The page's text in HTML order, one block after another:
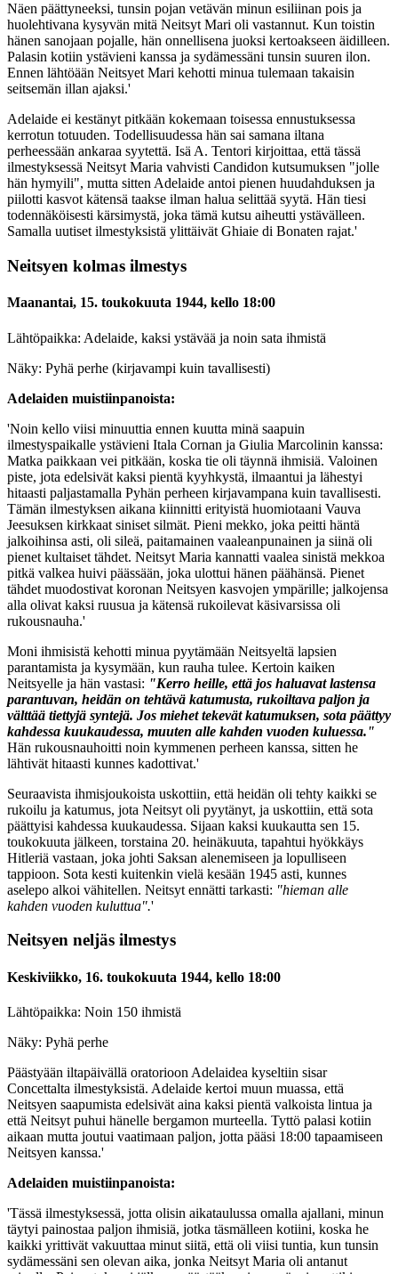
Näen päättyneeksi, tunsin pojan vetävän minun esiliinan pois ja
huolehtivana kysyvän mitä Neitsyt Mari oli vastannut. Kun toistin
hänen sanojaan pojalle, hän onnellisena juoksi kertoakseen äidilleen.
Palasin kotiin ystävieni kanssa ja sydämessäni tunsin suuren ilon.
Ennen lähtöään Neitsyet Mari kehotti minua tulemaan takaisin
seitsemän illan ajaksi.'
Adelaide ei kestänyt pitkään kokemaan toisessa ennustuksessa
kerrotun totuuden. Todellisuudessa hän sai samana iltana
perheessään ankaraa syytettä. Isä A. Tentori kirjoittaa, että tässä
ilmestyksessä Neitsyt Maria vahvisti Candidon kutsumuksen "jolle
hän hymyili", mutta sitten Adelaide antoi pienen huudahduksen ja
piilotti kasvot kätensä taakse ilman halua selittää syytä. Hän tiesi
todennäköisesti kärsimystä, joka tämä kutsu aiheutti ystävälleen.
Samalla uutiset ilmestyksistä ylittäivät Ghiaie di Bonaten rajat.'
Neitsyen kolmas ilmestys
Maanantai, 15. toukokuuta 1944, kello 18:00
Lähtöpaikka: Adelaide, kaksi ystävää ja noin sata ihmistä
Näky: Pyhä perhe (kirjavampi kuin tavallisesti)
Adelaiden muistiinpanoista:
'Noin kello viisi minuuttia ennen kuutta minä saapuin
ilmestyspaikalle ystävieni Itala Cornan ja Giulia Marcolinin kanssa:
Matka paikkaan vei pitkään, koska tie oli täynnä ihmisiä. Valoinen
piste, jota edelsivät kaksi pientä kyyhkystä, ilmaantui ja lähestyi
hitaasti paljastamalla Pyhän perheen kirjavampana kuin tavallisesti.
Tämän ilmestyksen aikana kiinnitti erityistä huomiotaani Vauva
Jeesuksen kirkkaat siniset silmät. Pieni mekko, joka peitti häntä
jalkoihinsa asti, oli sileä, paitamainen vaaleanpunainen ja siinä oli
pienet kultaiset tähdet. Neitsyt Maria kannatti vaalea sinistä mekkoa
pitkä valkea huivi päässään, joka ulottui hänen päähänsä. Pienet
tähdet muodostivat koronan Neitsyen kasvojen ympärille; jalkojensa
alla olivat kaksi ruusua ja kätensä rukoilevat käsivarsissa oli
rukousnauha.'
Moni ihmisistä kehotti minua pyytämään Neitsyeltä lapsien
parantamista ja kysymään, kun rauha tulee. Kertoin kaiken
Neitsyelle ja hän vastasi: "Kerro heille, että jos haluavat lastensa
parantuvan, heidän on tehtävä katumusta, rukoiltava paljon ja
välttää tiettyjä syntejä. Jos miehet tekevät katumuksen, sota päättyy
kahdessa kuukaudessa, muuten alle kahden vuoden kuluessa."
Hän rukousnauhoitti noin kymmenen perheen kanssa, sitten he
lähtivät hitaasti kunnes kadottivat.'
Seuraavista ihmisjoukoista uskottiin, että heidän oli tehty kaikki se
rukoilu ja katumus, jota Neitsyt oli pyytänyt, ja uskottiin, että sota
päättyisi kahdessa kuukaudessa. Sijaan kaksi kuukautta sen 15.
toukokuuta jälkeen, torstaina 20. heinäkuuta, tapahtui hyökkäys
Hitleriä vastaan, joka johti Saksan alenemiseen ja lopulliseen
tappioon. Sota kesti kuitenkin vielä kesään 1945 asti, kunnes
aselepo alkoi vähitellen. Neitsyt ennätti tarkasti: "hieman alle
kahden vuoden kuluttua".'
Neitsyen neljäs ilmestys
Keskiviikko, 16. toukokuuta 1944, kello 18:00
Lähtöpaikka: Noin 150 ihmistä
Näky: Pyhä perhe
Päästyään iltapäivällä oratorioon Adelaidea kyseltiin sisar
Concettalta ilmestyksistä. Adelaide kertoi muun muassa, että
Neitsyen saapumista edelsivät aina kaksi pientä valkoista lintua ja
että Neitsyt puhui hänelle bergamon murteella. Tyttö palasi kotiin
aikaan mutta joutui vaatimaan paljon, jotta pääsi 18:00 tapaamiseen
Neitsyen kanssa.'
Adelaiden muistiinpanoista:
'Tässä ilmestyksessä, jotta olisin aikataulussa omalla ajallani, minun
täytyi painostaa paljon ihmisiä, jotka täsmälleen kotiini, koska he
kaikki yrittivät vakuuttaa minut siitä, että oli viisi tuntia, kun tunsin
sydämessäni sen olevan aika, jonka Neitsyt Maria oli antanut